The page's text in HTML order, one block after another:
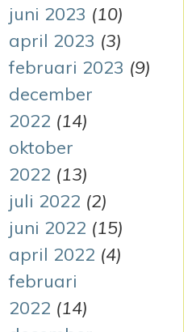
juni 2023 (10)
april 2023 (3)
februari 2023 (9)
december
2022 (14)
oktober
2022 (13)
juli 2022 (2)
juni 2022 (15)
april 2022 (4)
februari
2022 (14)